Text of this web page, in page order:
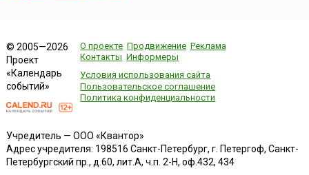
© 2005—2026
Проект
«Календарь
событий»
О проекте Продвижение Реклама
Контакты Информеры
Условия использования сайта
Пользовательское соглашение
Политика конфиденциальности
Учредитель — ООО «Квантор»
Адрес учредителя: 198516 Санкт-Петербург, г. Петергоф, Санкт-
Петербургский пр., д.60, лит.А, ч.п. 2-Н, оф.432, 434